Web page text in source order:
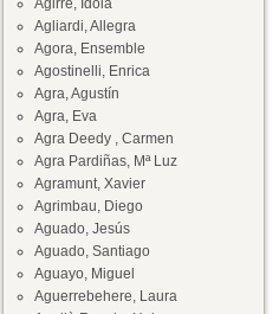
Agirre, Idoia
Agliardi, Allegra
Agora, Ensemble
Agostinelli, Enrica
Agra, Agustín
Agra, Eva
Agra Deedy , Carmen
Agra Pardiñas, Mª Luz
Agramunt, Xavier
Agrimbau, Diego
Aguado, Jesús
Aguado, Santiago
Aguayo, Miguel
Aguerrebehere, Laura